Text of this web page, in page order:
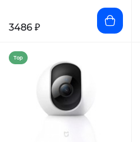
3486 ₽
Top